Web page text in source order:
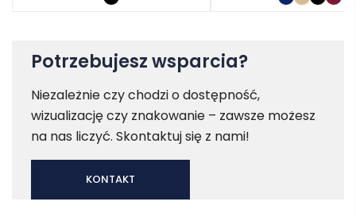
Potrzebujesz wsparcia?
Niezależnie czy chodzi o dostępność,
wizualizację czy znakowanie – zawsze możesz
na nas liczyć. Skontaktuj się z nami!
KONTAKT